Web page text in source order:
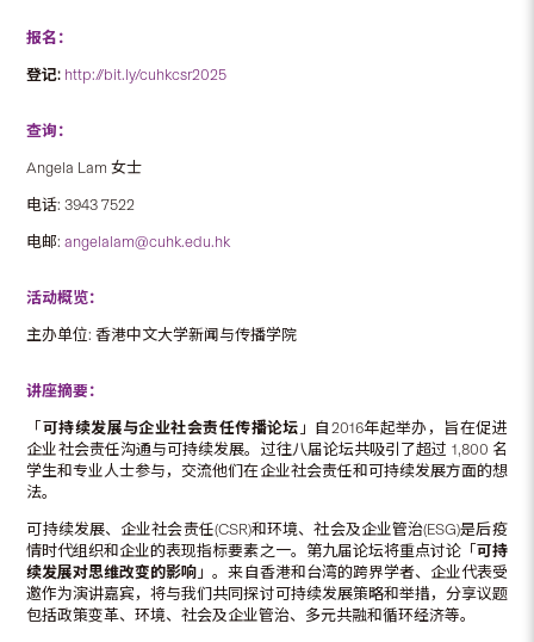
报名：
登记: http://bit.ly/cuhkcsr2025
查询：
Angela Lam 女士
电话: 3943 7522
电邮:angelalam@cuhk.edu.hk
活动概览：
主办单位:香港中文大学新闻与传播学院
讲座摘要：
「 可持续发展与企业社会责任传播论坛 」自2016年起举办，旨在促进
企业社会责任沟通与可持续发展。过往八届论坛共吸引了超过 1,800 名
学生和专业人士参与，交流他们在企业社会责任和可持续发展方面的想
法。
可持续发展、企业社会责任(CSR)和环境、社会及企业管治(ESG)是后疫
情时代组织和企业的表现指标要素之一。第九届论坛将重点讨论「 可持
续发展对思维改变的影响 」。来自香港和台湾的跨界学者、企业代表受
邀作为演讲嘉宾，将与我们共同探讨可持续发展策略和举措，分享议题
包括政策变革、环境、社会及企业管治、多元共融和循环经济等。